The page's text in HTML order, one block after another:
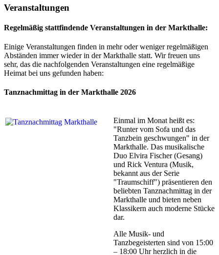
Veranstaltungen
Regelmäßig stattfindende Veranstaltungen in der Markthalle:
Einige Veranstaltungen finden in mehr oder weniger regelmäßigen
Abständen immer wieder in der Markthalle statt. Wir freuen uns
sehr, das die nachfolgenden Veranstaltungen eine regelmäßige
Heimat bei uns gefunden haben:
Tanznachmittag in der Markthalle 2026
Einmal im Monat heißt es:
"Runter vom Sofa und das
Tanzbein geschwungen" in der
Markthalle. Das musikalische
Duo Elvira Fischer (Gesang)
und Rick Ventura (Musik,
bekannt aus der Serie
"Traumschiff") präsentieren den
beliebten Tanznachmittag in der
Markthalle und bieten neben
Klassikern auch moderne Stücke
dar.
Alle Musik- und
Tanzbegeisterten sind von 15:00
– 18:00 Uhr herzlich in die